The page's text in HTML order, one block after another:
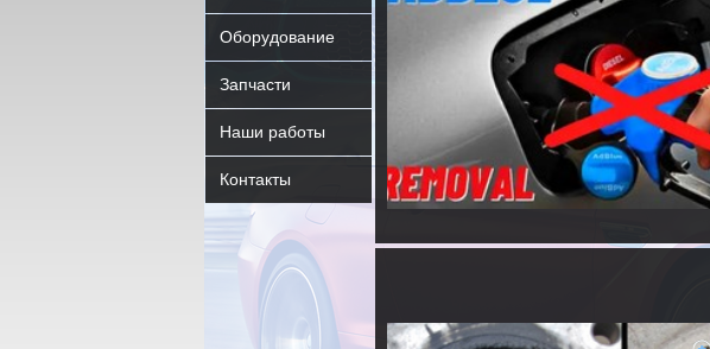
Оборудование
Запчасти
Наши работы
Контакты